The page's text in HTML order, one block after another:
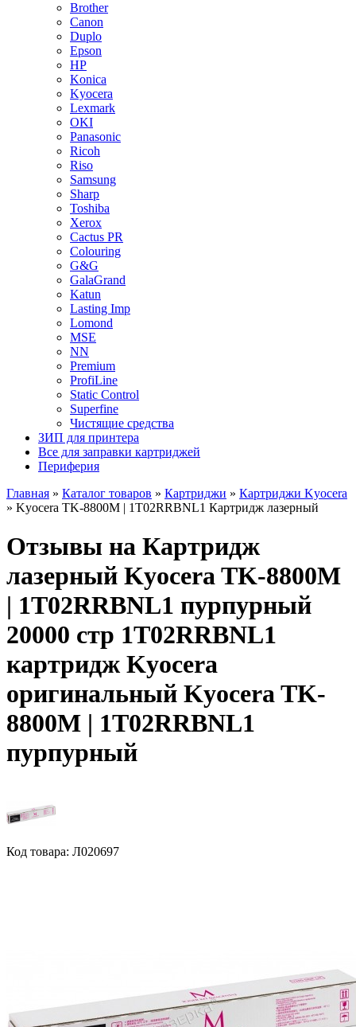
Brother
Canon
Duplo
Epson
HP
Konica
Kyocera
Lexmark
OKI
Panasonic
Ricoh
Riso
Samsung
Sharp
Toshiba
Xerox
Cactus PR
Colouring
G&G
GalaGrand
Katun
Lasting Imp
Lomond
MSE
NN
Premium
ProfiLine
Static Control
Superfine
Чистящие средства
ЗИП для принтера
Все для заправки картриджей
Периферия
Главная » Каталог товаров » Картриджи » Картриджи Kyocera
» Kyocera TK-8800M | 1T02RRBNL1 Картридж лазерный
Отзывы на Картридж
лазерный Kyocera TK-8800M
| 1T02RRBNL1 пурпурный
20000 стр 1T02RRBNL1
картридж Kyocera
оригинальный Kyocera TK-
8800M | 1T02RRBNL1
пурпурный
Код товара: Л020697